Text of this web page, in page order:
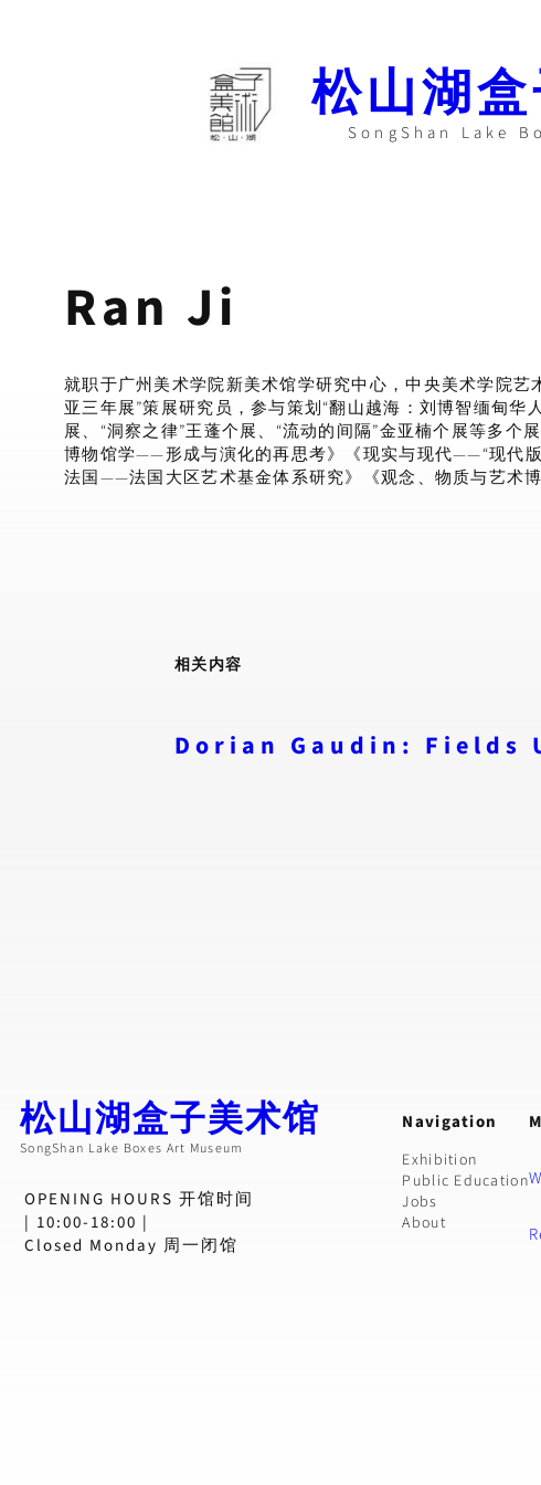
松山湖
SongShan Lake
Ran Ji
就职于广州美术学院新美术馆学研究中心，中央美术学院
亚三年展”策展研究员，参与策划“翻山越海：刘博智缅甸华
展、“洞察之律”王蓬个展、“流动的间隔”金亚楠个展等多
博物馆学——形成与演化的再思考》《现实与现代——“现代
法国——法国大区艺术基金体系研究》《观念、物质与艺术
相关内容
Dorian Gaudin: Fields
松山湖盒子美术馆
SongShan Lake Boxes Art Museum
OPENING HOURS 开馆时间
| 10:00-18:00 |
Closed Monday 周一闭馆
Navigation
Exhibition
Public Education
Jobs
About